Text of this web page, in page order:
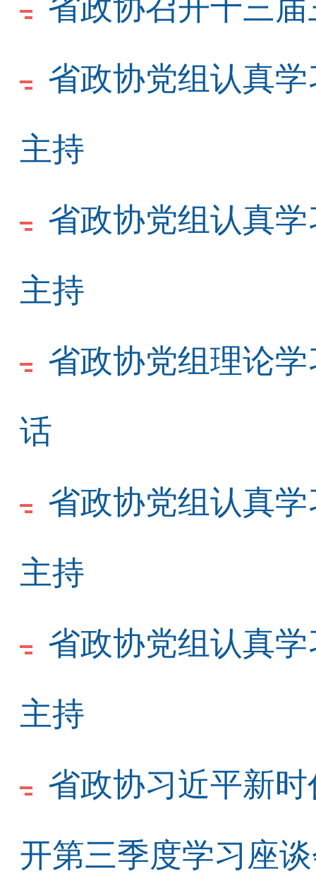
省政协召开十三
省政协党组认真
主持
省政协党组认真
主持
省政协党组理论
话
省政协党组认真
主持
省政协党组认真
主持
省政协习近平新
开第三季度学习座